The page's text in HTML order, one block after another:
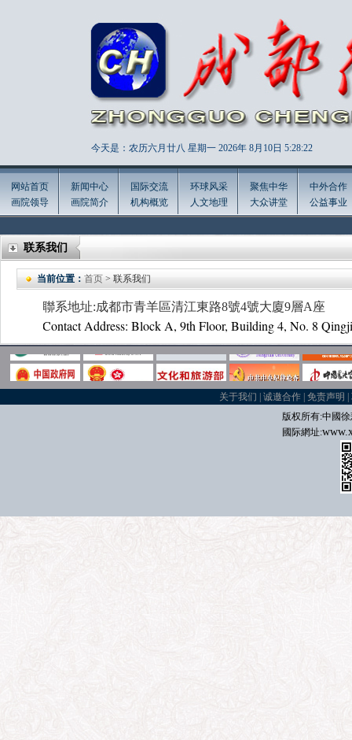
今天是：农历六月廿八 星期一 2026年 8月10日 5:28:23
网站首页
画院领导
新闻中心
画院简介
国际交流
机构概览
环球风采
人文地理
聚焦中华
大众讲堂
中外合作
公益事业
联系我们
当前位置： 首页 > 联系我们
聯系地址:成都市青羊區清江東路8號4號大廈9層A座
Contact Address: Block A, 9th Floor, Building 4, No. 8
关于我们 |诚邀合作 |免责声明 |
版权所有:中國
國际網址: